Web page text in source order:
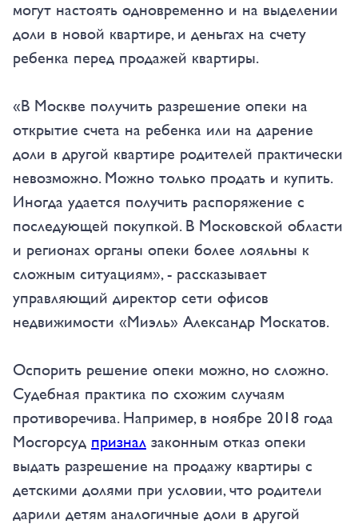
могут настоять одновременно и на выделении
доли в новой квартире, и деньгах на счету
ребенка перед продажей квартиры.
«В Москве получить разрешение опеки на
открытие счета на ребенка или на дарение
доли в другой квартире родителей практически
невозможно. Можно только продать и купить.
Иногда удается получить распоряжение с
последующей покупкой. В Московской области
и регионах органы опеки более лояльны к
сложным ситуациям», - рассказывает
управляющий директор сети офисов
недвижимости «Миэль» Александр Москатов.
Оспорить решение опеки можно, но сложно.
Судебная практика по схожим случаям
противоречива. Например, в ноябре 2018 года
Мосгорсуд признал законным отказ опеки
выдать разрешение на продажу квартиры с
детскими долями при условии, что родители
дарили детям аналогичные доли в другой